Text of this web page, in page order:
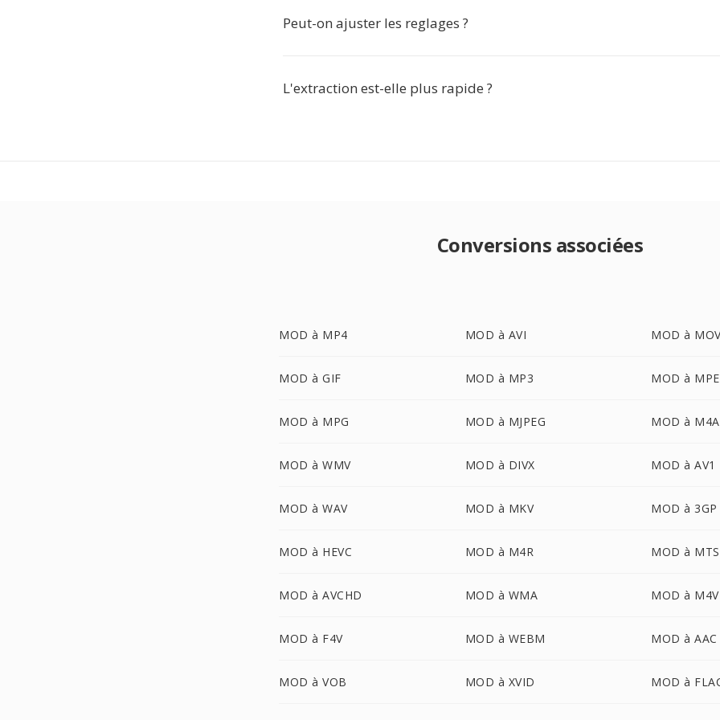
Peut-on ajuster les reglages ?
L'extraction est-elle plus rapide ?
Conversions associées
MOD à MP4 MOD à AVI MOD à
MOD à GIF MOD à MP3 MOD à
MOD à MPG MOD à MJPEG MOD à M4A
MOD à WMV MOD à DIVX MOD à AV1
MOD à WAV MOD à MKV MOD à 3GP
MOD à HEVC MOD à M4R MOD à MTS
MOD à AVCHD MOD à WMA MOD à M4V
MOD à F4V MOD à WEBM MOD à AAC
MOD à VOB MOD à XVID MOD à